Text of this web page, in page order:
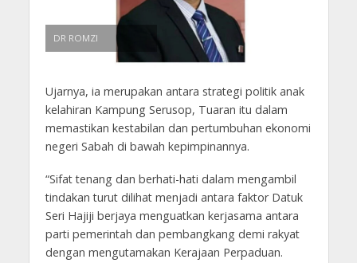
DR ROMZI
Ujarnya, ia merupakan antara strategi politik anak
kelahiran Kampung Serusop, Tuaran itu dalam
memastikan kestabilan dan pertumbuhan ekonomi
negeri Sabah di bawah kepimpinannya.
“Sifat tenang dan berhati-hati dalam mengambil
tindakan turut dilihat menjadi antara faktor Datuk
Seri Hajiji berjaya menguatkan kerjasama antara
parti pemerintah dan pembangkang demi rakyat
dengan mengutamakan Kerajaan Perpaduan.